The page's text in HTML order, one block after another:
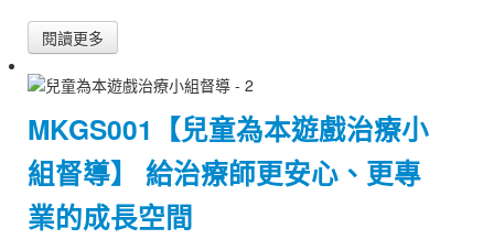
閱讀更多
MKGS001【兒童為本遊戲治療小
組督導】 給治療師更安心、更專
業的成長空間